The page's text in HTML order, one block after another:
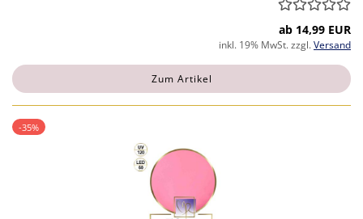
ab 14,99 EUR
inkl. 19% MwSt. zzgl.Versand
Zum Artikel
-35%